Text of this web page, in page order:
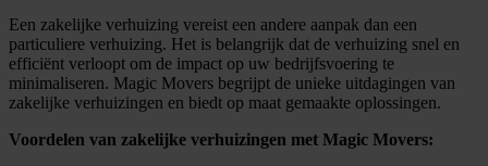
Een zakelijke verhuizing vereist een andere aanpak dan een
particuliere verhuizing. Het is belangrijk dat de verhuizing snel en
efficiënt verloopt om de impact op uw bedrijfsvoering te
minimaliseren. Magic Movers begrijpt de unieke uitdagingen van
zakelijke verhuizingen en biedt op maat gemaakte oplossingen.
Voordelen van zakelijke verhuizingen met Magic Movers: